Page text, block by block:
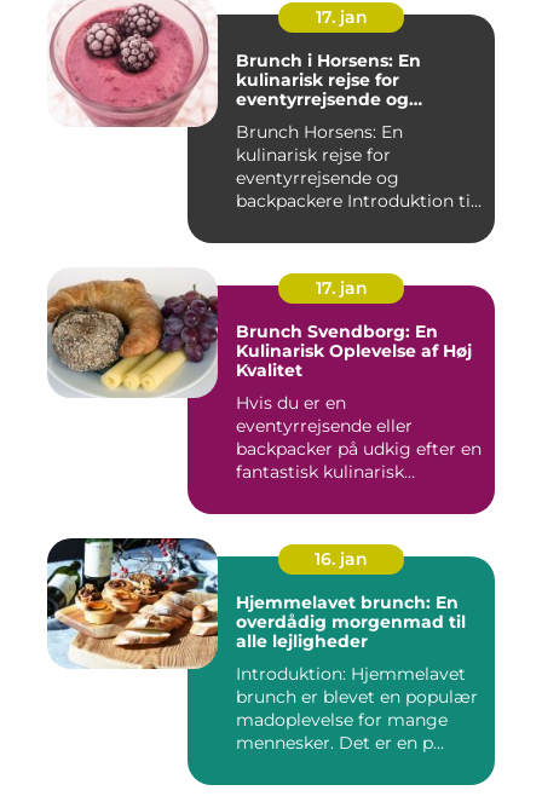
17. jan
Brunch i Horsens: En
kulinarisk rejse for
eventyrrejsende og
Brunch Horsens: En
kulinarisk rejse for
eventyrrejsende og
backpackere Introduktion til
17. jan
Brunch Svendborg: En
Kulinarisk Oplevelse af Høj
Kvalitet
Hvis du er en
eventyrrejsende eller
backpacker på udkig efter en
fantastisk kulinarisk
16. jan
Hjemmelavet brunch: En
overdådig morgenmad til
alle lejligheder
Introduktion: Hjemmelavet
brunch er blevet en populær
madoplevelse for mange
mennesker. Det er en p...